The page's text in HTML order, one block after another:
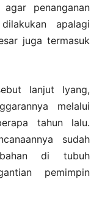
penanganan
apalagi
juga termasuk
lanjut Iyang,
melalui
tahun lalu.
sudah
di tubuh
pemimpin